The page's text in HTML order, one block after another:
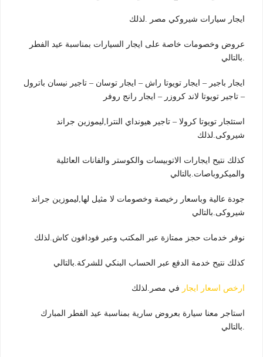
ايجار سيارات شيروكي مصر .لذلك
عروض وخصومات خاصة على ايجار السيارات بمناسبة عيد الفطر
.بالتالي
ايجار باجير – ايجار تويوتا راش – ايجار توسان – تاجير نيسان باترول
– تاجير تويوتا لاند كروزر – ايجار رانج روفر
استئجار تويوتا كرولا – تاجير هيونداي النترا,ليموزين جراند
شيروكى.لذلك
كذلك نتيح ايجارات الاتوبيسات والكوستر والفانات العائلية
والميكروباصات.بالتالي
جودة عالية وباسعار رخيصة وخصومات لا مثيل لها,ليموزين جراند
شيروكى.بالتالي
نوفر خدمات حجز ممتازة عبر المكتب وعبر فودافون كاش.لذلك
كذلك نتيح خدمة الدفع عبر الحساب البنكي للشركة.بالتالي
ارخص اسعار ايجار في مصر.لذلك
استاجر معنا سيارة بعروض سارية بمناسبة عيد الفطر المبارك
.بالتالي